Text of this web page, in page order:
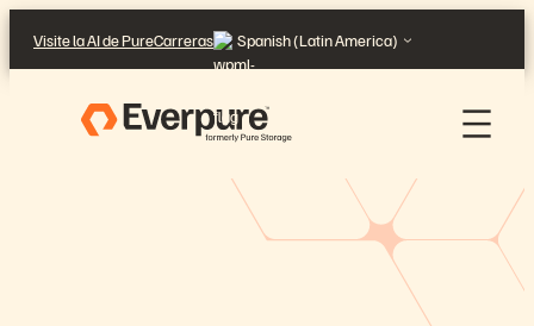
content
Visite la AI de PureCarreras Spanish (Latin America)